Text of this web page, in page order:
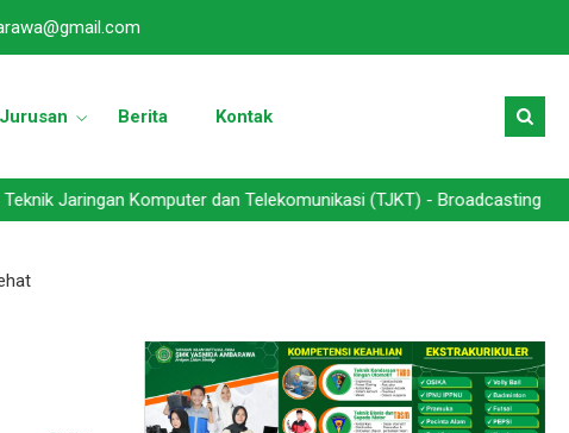
Jurusan Berita Kontak
Komputer dan Telekomunikasi (TJKT) - Broadcasting dan